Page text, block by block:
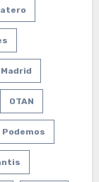
Madrid
OTAN
Podemos